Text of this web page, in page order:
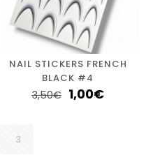
NAIL STICKERS FRENCH
BLACK #4
3,50€ 1,00€
3